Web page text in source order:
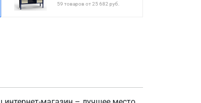
59 товаров от 25 682 руб.